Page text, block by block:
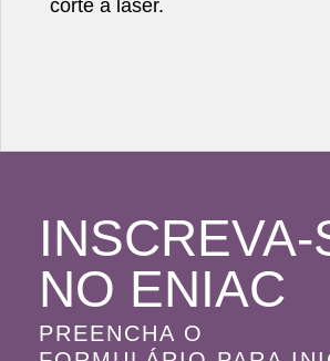
corte a laser.
INSCREVA-
NO ENIAC
PREENCHA O